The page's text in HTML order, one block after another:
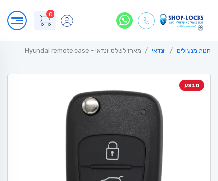
0
חנות מנעולים יונדאי מארז לשלט יונדאי – Hyundai remote case
מבצע